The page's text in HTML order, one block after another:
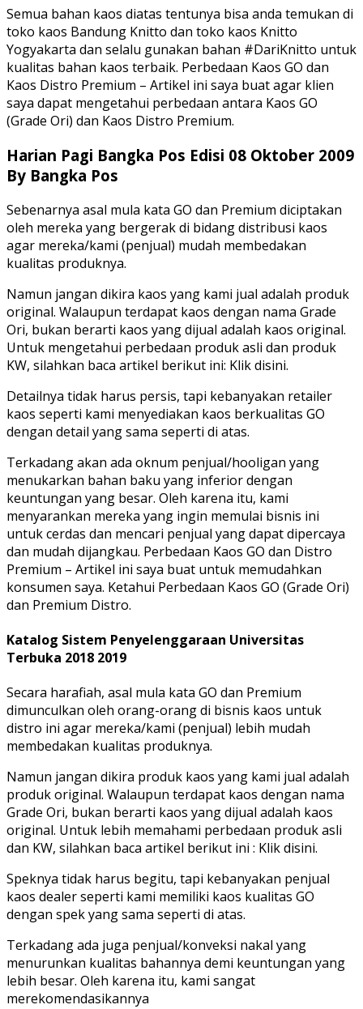
Semua bahan kaos diatas tentunya bisa anda temukan di
toko kaos Bandung Knitto dan toko kaos Knitto
Yogyakarta dan selalu gunakan bahan #DariKnitto untuk
kualitas bahan kaos terbaik. Perbedaan Kaos GO dan
Kaos Distro Premium – Artikel ini saya buat agar klien
saya dapat mengetahui perbedaan antara Kaos GO
(Grade Ori) dan Kaos Distro Premium.
Harian Pagi Bangka Pos Edisi 08 Oktober 2009
By Bangka Pos
Sebenarnya asal mula kata GO dan Premium diciptakan
oleh mereka yang bergerak di bidang distribusi kaos
agar mereka/kami (penjual) mudah membedakan
kualitas produknya.
Namun jangan dikira kaos yang kami jual adalah produk
original. Walaupun terdapat kaos dengan nama Grade
Ori, bukan berarti kaos yang dijual adalah kaos original.
Untuk mengetahui perbedaan produk asli dan produk
KW, silahkan baca artikel berikut ini: Klik disini.
Detailnya tidak harus persis, tapi kebanyakan retailer
kaos seperti kami menyediakan kaos berkualitas GO
dengan detail yang sama seperti di atas.
Terkadang akan ada oknum penjual/hooligan yang
menukarkan bahan baku yang inferior dengan
keuntungan yang besar. Oleh karena itu, kami
menyarankan mereka yang ingin memulai bisnis ini
untuk cerdas dan mencari penjual yang dapat dipercaya
dan mudah dijangkau. Perbedaan Kaos GO dan Distro
Premium – Artikel ini saya buat untuk memudahkan
konsumen saya. Ketahui Perbedaan Kaos GO (Grade Ori)
dan Premium Distro.
Katalog Sistem Penyelenggaraan Universitas
Terbuka 2018 2019
Secara harafiah, asal mula kata GO dan Premium
dimunculkan oleh orang-orang di bisnis kaos untuk
distro ini agar mereka/kami (penjual) lebih mudah
membedakan kualitas produknya.
Namun jangan dikira produk kaos yang kami jual adalah
produk original. Walaupun terdapat kaos dengan nama
Grade Ori, bukan berarti kaos yang dijual adalah kaos
original. Untuk lebih memahami perbedaan produk asli
dan KW, silahkan baca artikel berikut ini : Klik disini.
Speknya tidak harus begitu, tapi kebanyakan penjual
kaos dealer seperti kami memiliki kaos kualitas GO
dengan spek yang sama seperti di atas.
Terkadang ada juga penjual/konveksi nakal yang
menurunkan kualitas bahannya demi keuntungan yang
lebih besar. Oleh karena itu, kami sangat
merekomendasikannya